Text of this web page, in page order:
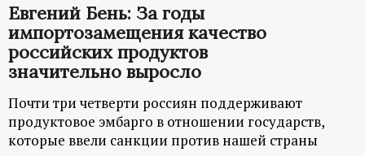
Евгений Бень: За годы
импортозамещения качество
российских продуктов
значительно выросло
Почти три четверти россиян поддерживают
продуктовое эмбарго в отношении государств,
которые ввели санкции против нашей страны